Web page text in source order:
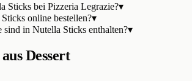
Sticks bei Pizzeria Legrazie?▾
online bestellen?▾
sind in Nutella Sticks enthalten?▾
Dessert